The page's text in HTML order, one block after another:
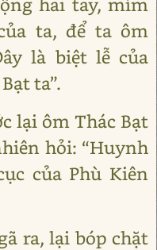
ta, để ta ôm
là biệt lễ của
ta”.
lại ôm Thác Bạt
hỏi: “Huynh
của Phù Kiên
ra, lại bóp chặt